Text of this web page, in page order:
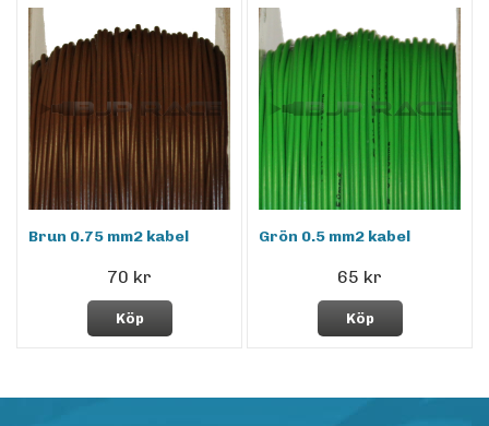
Brun 0.75 mm2 kabel
70 kr
Köp
Grön 0.5 mm2 kabel
65 kr
Köp